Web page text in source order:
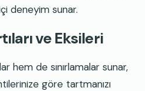
deneyim sunar.
ve Eksileri
hem de sınırlamalar sunar,
göre tartmanızı